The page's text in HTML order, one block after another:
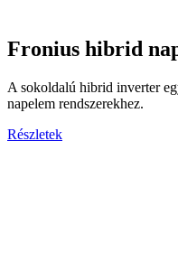
Fronius hibrid
A sokoldalú hibrid inverter
napelem rendszerekhez.
Részletek